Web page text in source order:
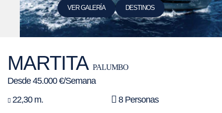
VER GALERÍA DESTINOS
MARTITA PALUMBO
Desde 45.000 €/Semana
22,30 m.
8 Personas